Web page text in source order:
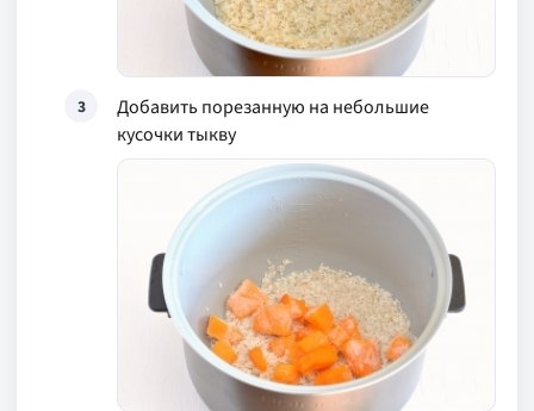
3
Добавить порезанную на небольшие
кусочки тыкву